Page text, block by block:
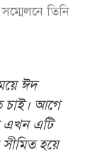
তিনি
ঈদ
চাই। আগে
এখন এটি
সীমিত হয়ে